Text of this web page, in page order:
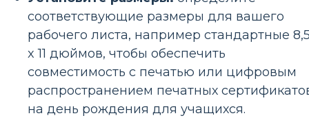
соответствующие размеры для вашего
рабочего листа, например стандартные
x 11 дюймов, чтобы обеспечить
совместимость с печатью или цифровым
распространением печатных
на день рождения для учащихся.